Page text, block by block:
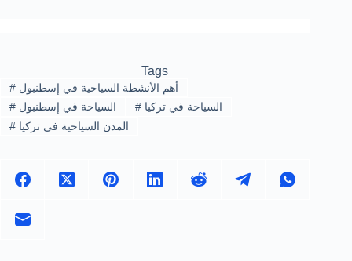
Tags
# أهم الأنشطة السياحية في إسطنبول
# السياحة في إسطنبول # السياحة في تركيا
# المدن السياحية في تركيا